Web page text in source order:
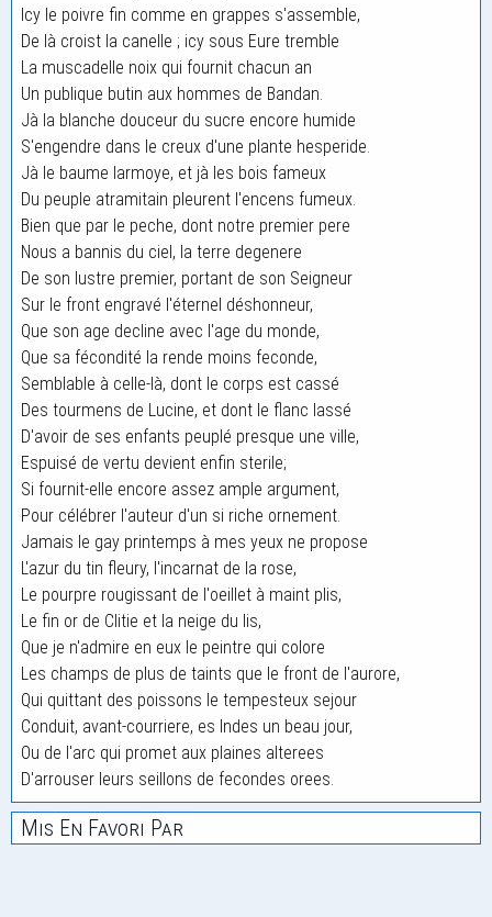
Icy le poivre fin comme en grappes s'assemble,
De là croist la canelle ; icy sous Eure tremble
La muscadelle noix qui fournit chacun an
Un publique butin aux hommes de Bandan.
Jà la blanche douceur du sucre encore humide
S'engendre dans le creux d'une plante hesperide.
Jà le baume larmoye, et jà les bois fameux
Du peuple atramitain pleurent l'encens fumeux.
Bien que par le peche, dont notre premier pere
Nous a bannis du ciel, la terre degenere
De son lustre premier, portant de son Seigneur
Sur le front engravé l'éternel déshonneur,
Que son age decline avec l'age du monde,
Que sa fécondité la rende moins feconde,
Semblable à celle-là, dont le corps est cassé
Des tourmens de Lucine, et dont le flanc lassé
D'avoir de ses enfants peuplé presque une ville,
Espuisé de vertu devient enfin sterile;
Si fournit-elle encore assez ample argument,
Pour célébrer l'auteur d'un si riche ornement.
Jamais le gay printemps à mes yeux ne propose
L'azur du tin fleury, l'incarnat de la rose,
Le pourpre rougissant de l'oeillet à maint plis,
Le fin or de Clitie et la neige du lis,
Que je n'admire en eux le peintre qui colore
Les champs de plus de taints que le front de l'aurore,
Qui quittant des poissons le tempesteux sejour
Conduit, avant-courriere, es Indes un beau jour,
Ou de l'arc qui promet aux plaines alterees
D'arrouser leurs seillons de fecondes orees.
Mis En Favori Par